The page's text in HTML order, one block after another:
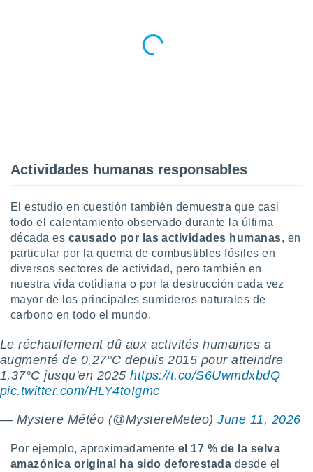
o acceder
datos
perfiles
utilizar
uso de
Actividades humanas responsables
El estudio en cuestión también demuestra que casi
todo el calentamiento observado durante la última
década es causado por las actividades humanas, en
particular por la quema de combustibles fósiles en
diversos sectores de actividad, pero también en
nuestra vida cotidiana o por la destrucción cada vez
mayor de los principales sumideros naturales de
carbono en todo el mundo.
Le réchauffement dû aux activités humaines a
augmenté de 0,27°C depuis 2015 pour atteindre
1,37°C jusqu'en 2025https://t.co/S6UwmdxbdQ
pic.twitter.com/HLY4toIgmc
— Mystere Météo (@MystereMeteo)June 11, 2026
Por ejemplo, aproximadamente el 17 % de la selva
amazónica original ha sido deforestada desde el